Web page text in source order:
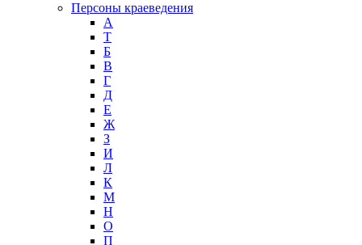
Персоны краеведения
А
T
Б
В
Г
Д
Е
Ж
З
И
Л
К
М
Н
О
П